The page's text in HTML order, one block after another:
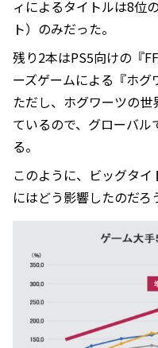
ィによるタイトルは8位
ト）のみだった。
残り2本はPS5向けの『
ーズゲームによる『ホグ
ただし、ホグワーツの
ているので、グローバ
る。
このように、ビッグタ
にはどう影響したのだろ